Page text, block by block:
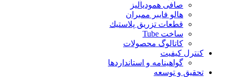
صافی همودیالیز
هالو فایبر ممبران
قطعات تزريق پلاستيك
ساخت Tube
کاتالوگ محصولات
کنترل کیفیت
گواهينامه و استانداردها
تحقيق و توسعه